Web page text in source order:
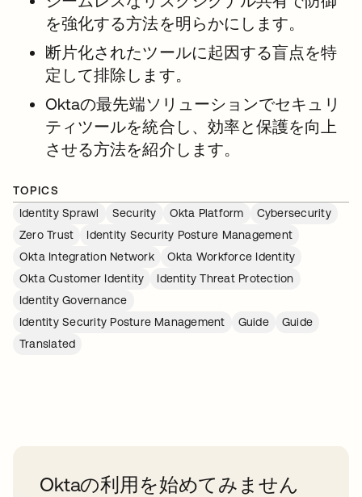
を強化する方法を明らかにします。
断片化されたツールに起因する盲点を特
定して排除します。
Oktaの最先端ソリューションでセキュリ
ティツールを統合し、効率と保護を向上
させる方法を紹介します。
TOPICS
Identity Sprawl
Security Okta Platform
Cybersecurity
Zero Trust
Identity Security Posture Management
Okta Integration Network
Okta Workforce Identity
Okta Customer Identity
Identity Threat Protection
Identity Governance
Identity Security Posture Management
Guide
Guide
Translated
Oktaの利用を始めてみません